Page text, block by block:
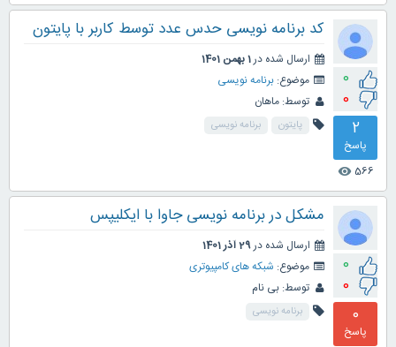
0
0
2
پاسخ
566
visibility
کد برنامه نویسی حدس عدد توسط کاربر با پایتون
ارسال شده در1 بهمن 1401
موضوع: برنامه نویسی
توسط: ماهان
پایتون برنامه نویسی
0
0
0
پاسخ
مشکل در برنامه نویسی جاوا با ایکلیپس
ارسال شده در29 آذر 1401
موضوع: شبکه های کامپیوتری
توسط: بی نام
برنامه نویسی